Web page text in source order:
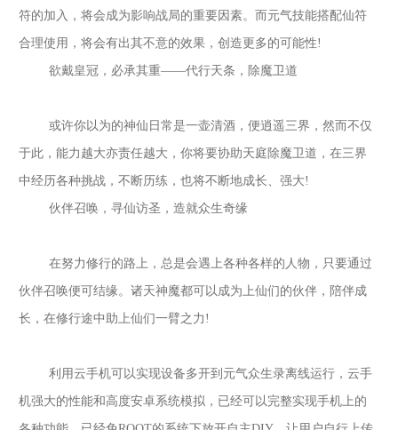
符的加入，将会成为影响战局的重要因素。而元气技能搭配仙符
合理使用，将会有出其不意的效果，创造更多的可能性!
欲戴皇冠，必承其重——代行天条，除魔卫道
或许你以为的神仙日常是一壶清酒，便逍遥三界，然而不仅
于此，能力越大亦责任越大，你将要协助天庭除魔卫道，在三界
中经历各种挑战，不断历练，也将不断地成长、强大!
伙伴召唤，寻仙访圣，造就众生奇缘
在努力修行的路上，总是会遇上各种各样的人物，只要通过
伙伴召唤便可结缘。诸天神魔都可以成为上仙们的伙伴，陪伴成
长，在修行途中助上仙们一臂之力 !
利用云手机可以实现设备多开到 元气众生录离线运行，云手
机强大的性能和高度安卓系统模拟，已经可以完整实现手机上的